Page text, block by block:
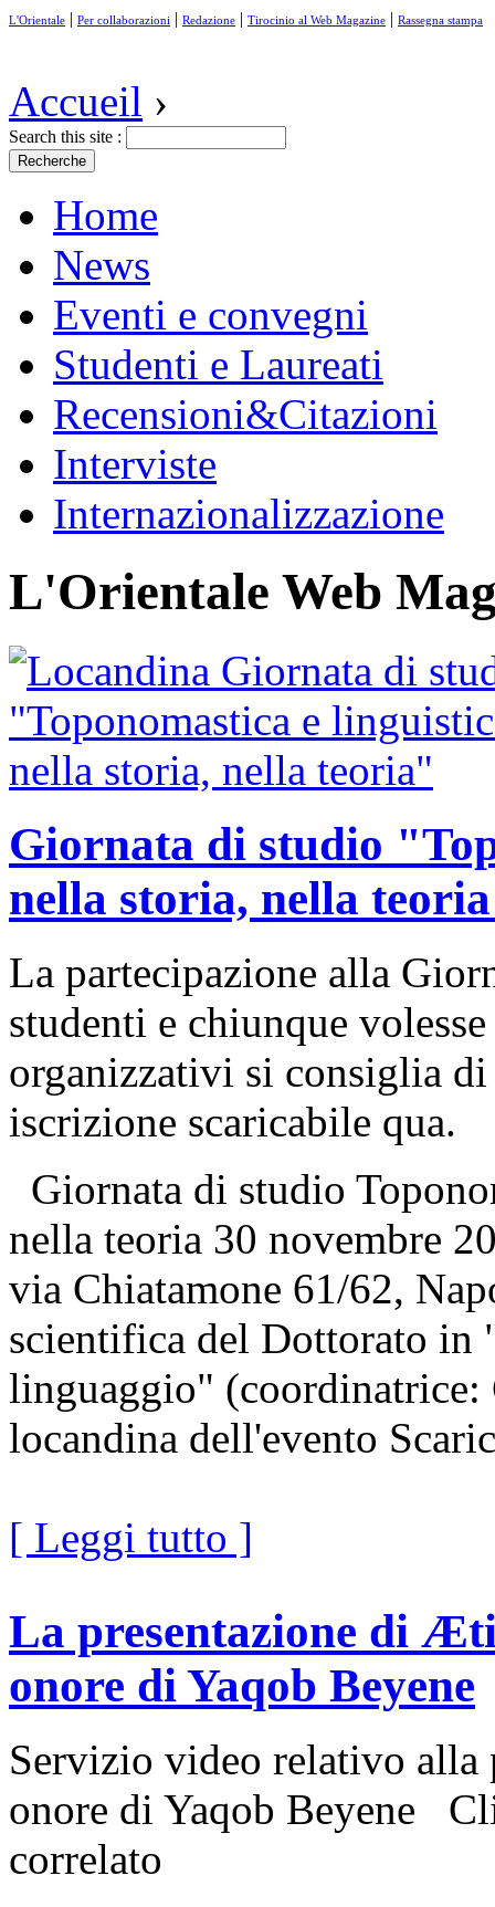
L'Orientale | Per collaborazioni | Redazione | Tirocinio al Web Magazine | Rassegna stampa
Accueil ›
Search this site :
Home
News
Eventi e convegni
Studenti e Laureati
Recensioni&Citazioni
Interviste
Internazionalizzazione
L'Orientale Web
Giornata di studio
nella storia, nella
La partecipazione alla
studenti e chiunque
organizzativi si consiglia
iscrizione scaricabile qua.
Giornata di studio
nella teoria 30 novembre
via Chiatamone 61/62,
scientifica del Dottorato in
linguaggio"
locandina dell'evento
[ Leggi tutto ]
La presentazione di
onore di Yaqob Beyene
Servizio video relativo alla
onore di Yaqob Beyene
correlato